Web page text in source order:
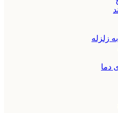
زلزله
دما